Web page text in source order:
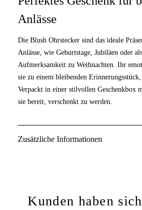
Anlässe
Die Blush Ohrstecker sind das ideale
Anlässe, wie Geburtstage, Jubiläen oder
Aufmerksamkeit zu Weihnachten. Ihr
sie zu einem bleibenden
Verpackt in einer stilvollen Geschenkbox
sie bereit, verschenkt zu werden.
Zusätzliche Informationen
Kunden haben